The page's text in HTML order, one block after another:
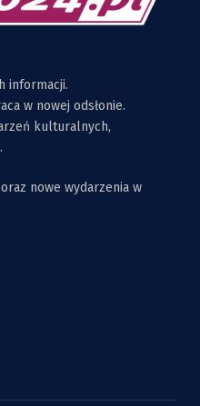
informacji.
w nowej odsłonie.
kulturalnych,
nowe wydarzenia w